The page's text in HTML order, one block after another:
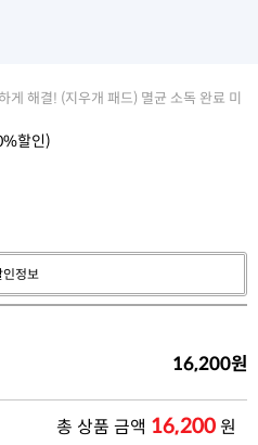
게 해결! (지우개 패드) 멸균 소독 완료 미
%할인)
인정보
16,200원
총 상품 금액 16,200원